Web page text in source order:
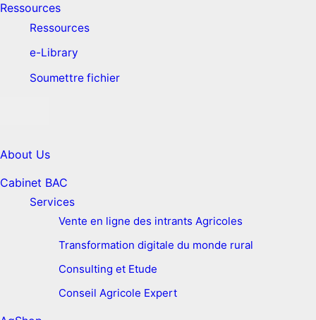
Ressources
Ressources
e-Library
Soumettre fichier
About Us
Cabinet BAC
Services
Vente en ligne des intrants Agricoles
Transformation digitale du monde rural
Consulting et Etude
Conseil Agricole Expert